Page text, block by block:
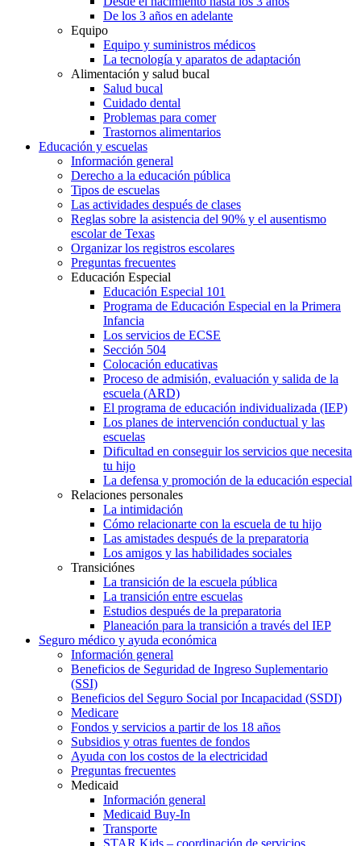
De los 3 años en adelante
Equipo
Equipo y suministros médicos
La tecnología y aparatos de adaptación
Alimentación y salud bucal
Salud bucal
Cuidado dental
Problemas para comer
Trastornos alimentarios
Educación y escuelas
Información general
Derecho a la educación pública
Tipos de escuelas
Las actividades después de clases
Reglas sobre la asistencia del 90% y el ausentismo
escolar de Texas
Organizar los registros escolares
Preguntas frecuentes
Educación Especial
Educación Especial 101
Programa de Educación Especial en la Primera
Infancia
Los servicios de ECSE
Sección 504
Colocación educativas
Proceso de admisión, evaluación y salida de la
escuela (ARD)
El programa de educación individualizada (IEP)
Los planes de intervención conductual y las
escuelas
Dificultad en conseguir los servicios que necesita
tu hijo
La defensa y promoción de la educación especial
Relaciones personales
La intimidación
Cómo relacionarte con la escuela de tu hijo
Las amistades después de la preparatoria
Los amigos y las habilidades sociales
Transiciónes
La transición de la escuela pública
La transición entre escuelas
Estudios después de la preparatoria
Planeación para la transición a través del IEP
Seguro médico y ayuda económica
Información general
Beneficios de Seguridad de Ingreso Suplementario
(SSI)
Beneficios del Seguro Social por Incapacidad (SSDI)
Medicare
Fondos y servicios a partir de los 18 años
Subsidios y otras fuentes de fondos
Ayuda con los costos de la electricidad
Preguntas frecuentes
Medicaid
Información general
Medicaid Buy-In
Transporte
STAR Kids – coordinación de servicios